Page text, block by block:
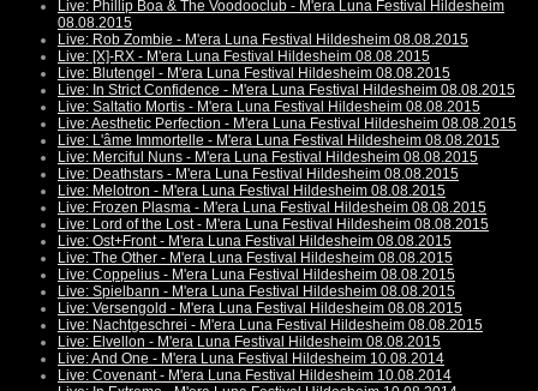
Live: Phillip Boa & The Voodooclub - M'era Luna Festival Hildesheim
08.08.2015
Live: Rob Zombie - M'era Luna Festival Hildesheim 08.08.2015
Live: [X]-RX - M'era Luna Festival Hildesheim 08.08.2015
Live: Blutengel - M'era Luna Festival Hildesheim 08.08.2015
Live: In Strict Confidence - M'era Luna Festival Hildesheim 08.08.2015
Live: Saltatio Mortis - M'era Luna Festival Hildesheim 08.08.2015
Live: Aesthetic Perfection - M'era Luna Festival Hildesheim 08.08.2015
Live: L'âme Immortelle - M'era Luna Festival Hildesheim 08.08.2015
Live: Merciful Nuns - M'era Luna Festival Hildesheim 08.08.2015
Live: Deathstars - M'era Luna Festival Hildesheim 08.08.2015
Live: Melotron - M'era Luna Festival Hildesheim 08.08.2015
Live: Frozen Plasma - M'era Luna Festival Hildesheim 08.08.2015
Live: Lord of the Lost - M'era Luna Festival Hildesheim 08.08.2015
Live: Ost+Front - M'era Luna Festival Hildesheim 08.08.2015
Live: The Other - M'era Luna Festival Hildesheim 08.08.2015
Live: Coppelius - M'era Luna Festival Hildesheim 08.08.2015
Live: Spielbann - M'era Luna Festival Hildesheim 08.08.2015
Live: Versengold - M'era Luna Festival Hildesheim 08.08.2015
Live: Nachtgeschrei - M'era Luna Festival Hildesheim 08.08.2015
Live: Elvellon - M'era Luna Festival Hildesheim 08.08.2015
Live: And One - M'era Luna Festival Hildesheim 10.08.2014
Live: Covenant - M'era Luna Festival Hildesheim 10.08.2014